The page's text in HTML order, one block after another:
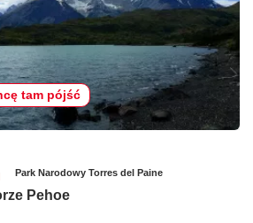
tam pójść
Park Narodowy Torres del Paine
Pehoe